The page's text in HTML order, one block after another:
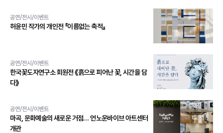
공연/전시/이벤트
허윤민 작가의 개인전 『이름없는 축적』
공연/전시/이벤트
한국꽃도자연구소 회원전 《흙으로 피어난 꽃, 시간을 담
다》
공연/전시/이벤트
마곡, 문화예술의 새로운 거점… 언노운바이브 아트센터
개관